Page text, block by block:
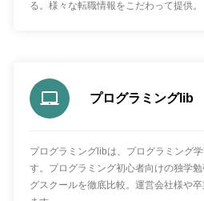
る。様々な転職情報をこだわって提供。
プログラミングlib
プログラミングlibは、プログラミング
す。プログラミング初心者向けの独学
グスクールを徹底比較。運営会社様や